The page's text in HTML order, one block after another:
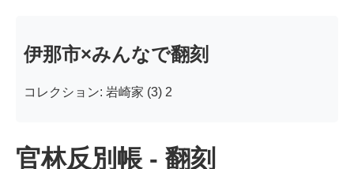
伊那市×みんなで翻刻
コレクション: 岩崎家 (3) 2
官林反別帳 - 翻刻